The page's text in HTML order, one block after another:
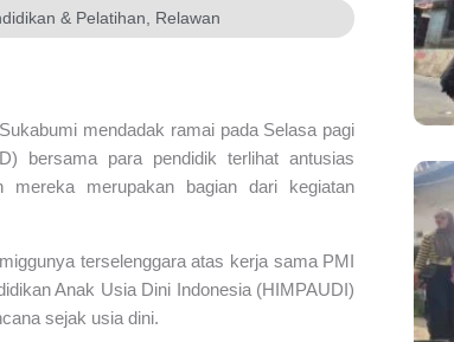
& Pelatihan Relawan
mendadak ramai pada Selasa pagi
bersama para pendidik terlihat antusias
mereka merupakan bagian dari kegiatan
terselenggara atas kerja sama PMI
Anak Usia Dini Indonesia (HIMPAUDI)
sejak usia dini.